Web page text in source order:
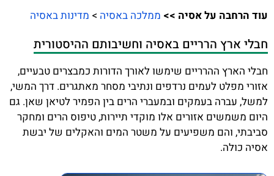
עוד הרחבה על אסיה >> ממלכה באסיה > מדינות באסיה
חבלי ארץ הרריים באסיה וחשיבותם ההיסטורית
חבלי הארץ ההרריים שימשו לאורך הדורות כמבצרים טבעיים,
אזורי מפלט לעמים נרדפים ונתיבי מסחר מאתגרים. דרך המשי,
למשל, עברה בעמקים ובמעברי הרים בין הפמיר לטיאן שאן. גם
היום משמשים אזורים אלו מוקדי תיירות, טיפוס הרים ומחקר
סביבתי, והם משפיעים על משטר המים והאקלים של יבשת
אסיה כולה.